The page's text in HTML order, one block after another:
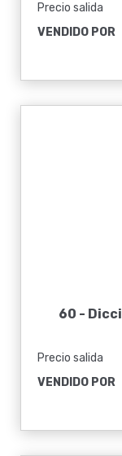
Precio salida
VENDIDO POR
60 -
Precio salida
VENDIDO POR